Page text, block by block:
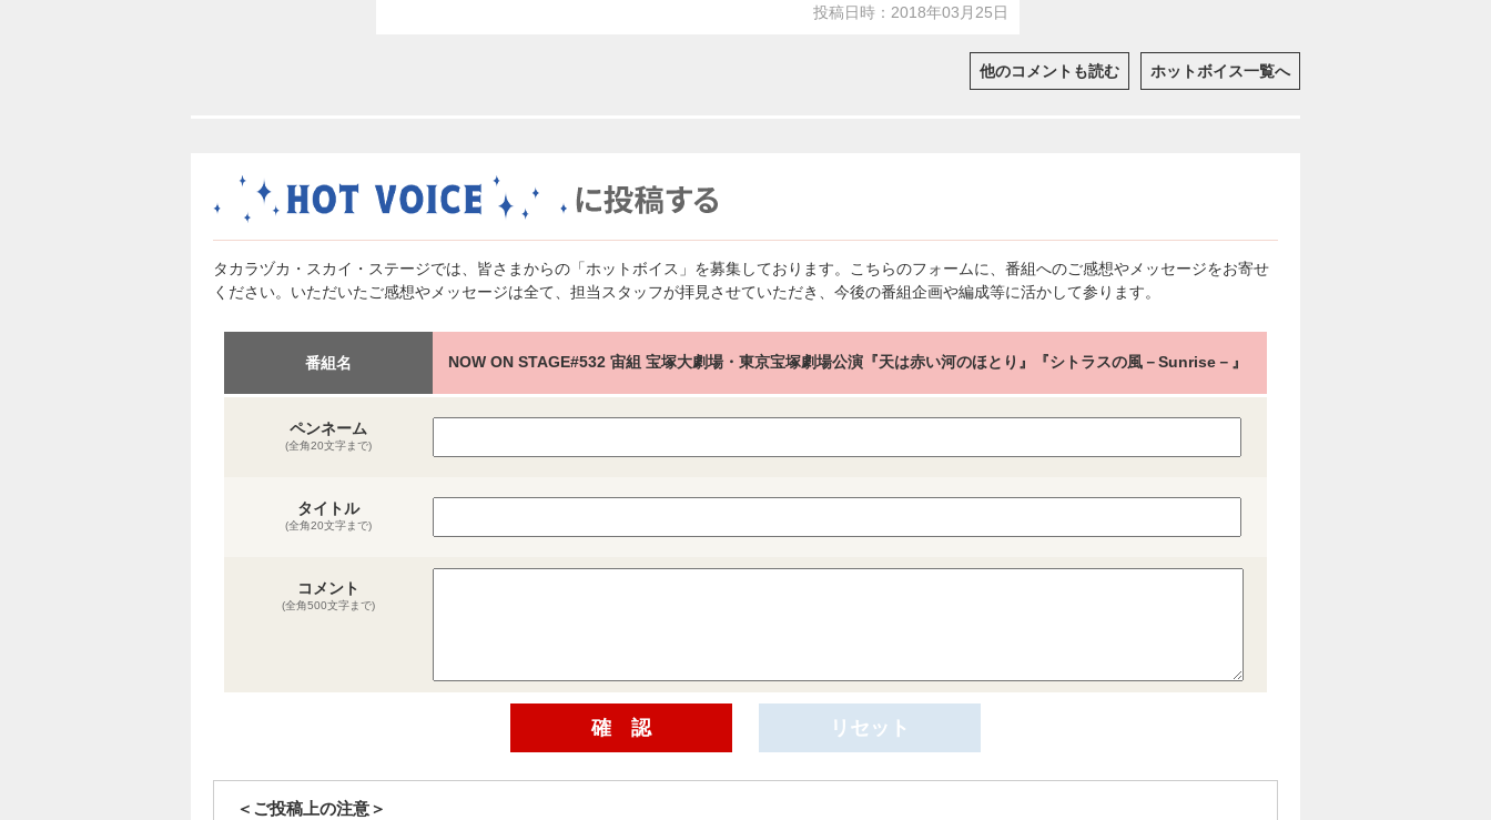
投稿日時：2018年03月25日
他のコメントも読む ホットボイス一覧へ
タカラヅカ・スカイ・ステージでは、皆さまからの「ホットボイス」を募集しております。こちらのフォームに、番組へのご感想やメッセージをお寄せ
ください。いただいたご感想やメッセージは全て、担当スタッフが拝見させていただき、今後の番組企画や編成等に活かして参ります。
番組名 NOW ON STAGE#532 宙組 宝塚大劇場・東京宝塚劇場公演『天は赤い河のほとり』『シトラスの風－Sunrise－』
ペンネーム
(全角20文字まで)
タイトル
(全角20文字まで)
コメント
(全角500文字まで)
＜ご投稿上の注意＞